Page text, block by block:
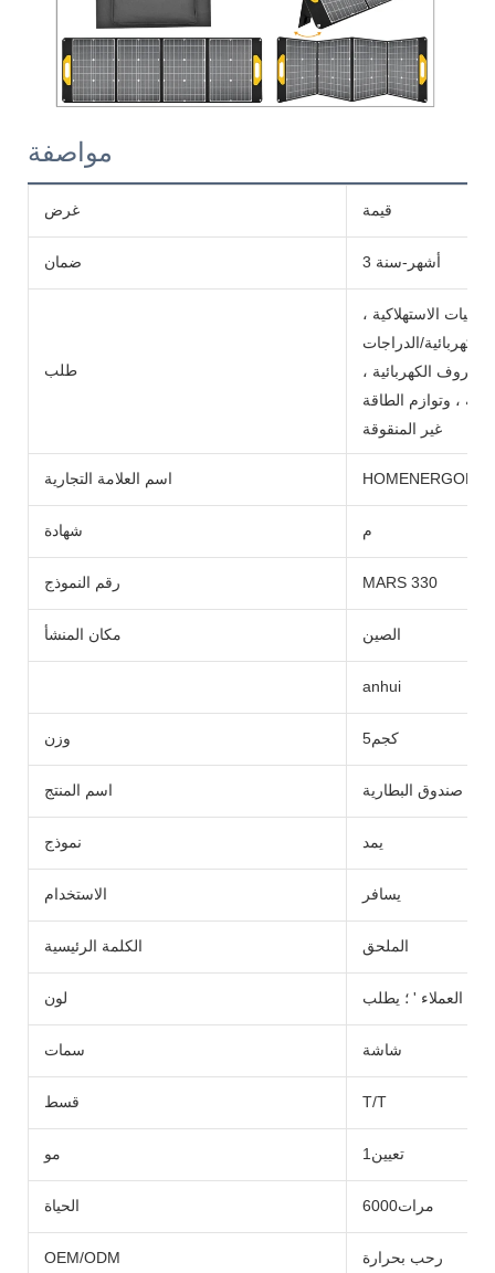
مواصفة
غرض قيمة
ضمان 3 أشهر-سنة
طلب
الاستهلاكية ،
الدراجات
الكهربائية ،
، وتوازم الطاقة
غير المنقوقة
اسم العلامة التجارية HOMENERGON
شهادة م
رقم النموذج MARS 330
مكان المنشأ الصين
anhui
وزن كجم5
اسم المنتج صندوق البطارية
نموذج يمد
الاستخدام يسافر
الكلمة الرئيسية الملحق
لون العملاء ' ؛ يطلب
سمات شاشة
قسط T/T
مو تعيين1
الحياة مرات6000
OEM/ODM رحب بحرارة